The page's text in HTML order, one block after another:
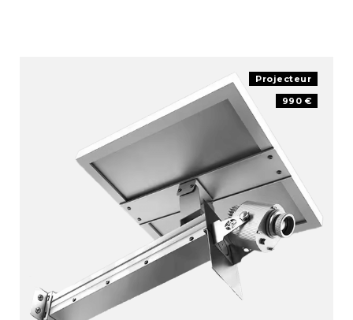
Projecteur
990 €